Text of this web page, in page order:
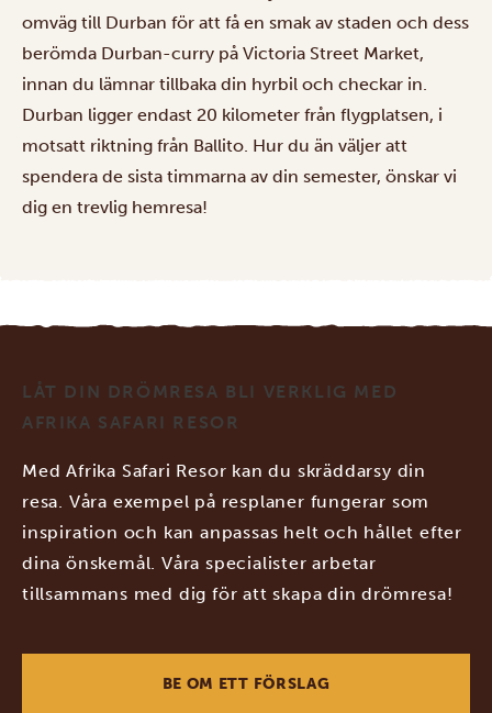
omväg till Durban för att få en smak av staden och dess
berömda Durban-curry på Victoria Street Market,
innan du lämnar tillbaka din hyrbil och checkar in.
Durban ligger endast 20 kilometer från flygplatsen, i
motsatt riktning från Ballito. Hur du än väljer att
spendera de sista timmarna av din semester, önskar vi
dig en trevlig hemresa!
LÅT DIN DRÖMRESA BLI VERKLIG MED
AFRIKA SAFARI RESOR
Med Afrika Safari Resor kan du skräddarsy din
resa. Våra exempel på resplaner fungerar som
inspiration och kan anpassas helt och hållet efter
dina önskemål. Våra specialister arbetar
tillsammans med dig för att skapa din drömresa!
BE OM ETT FÖRSLAG